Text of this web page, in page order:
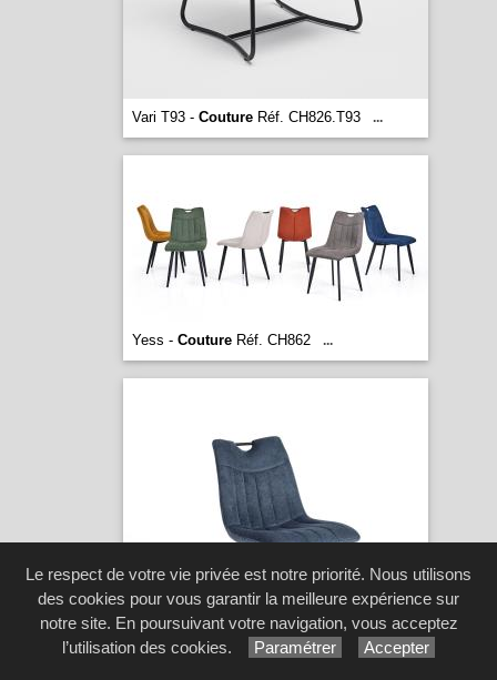
Vari T93 - CoutureRéf. CH826.T93 ...
Yess - CoutureRéf. CH862 ...
Le respect de votre vie privée est notre priorité. Nous utilisons
des cookies pour vous garantir la meilleure expérience sur
notre site. En poursuivant votre navigation, vous acceptez
l’utilisation des cookies.
Paramétrer Accepter